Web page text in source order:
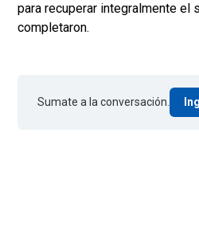
para recuperar integralmente el
completaron.
Sumate a la conversación.